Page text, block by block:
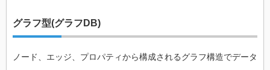
グラフ型(グラフDB)
ノード、エッジ、プロパティから構成されるグラフ構造でデータ